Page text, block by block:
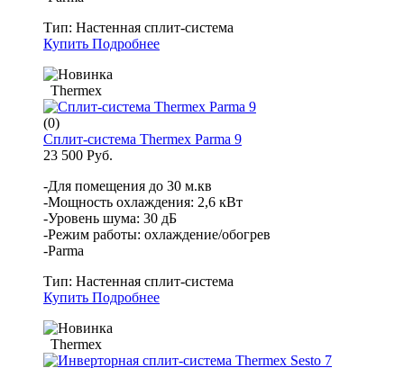
Тип: Настенная сплит-система
Купить Подробнее
Thermex
(0)
Сплит-система Thermex Parma 9
23 500 Руб.
-Для помещения до 30 м.кв
-Мощность охлаждения: 2,6 кВт
-Уровень шума: 30 дБ
-Режим работы: охлаждение/обогрев
-Parma
Тип: Настенная сплит-система
Купить Подробнее
Thermex